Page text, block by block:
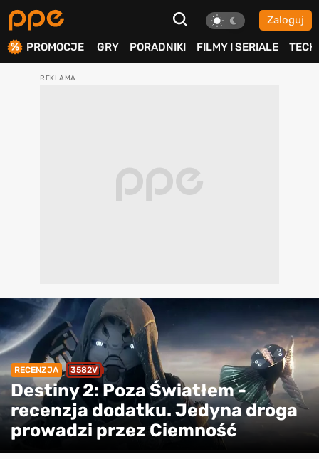
Zaloguj
PROMOCJE GRY PORADNIKI FILMY I SERIALE TECH
RECENZJA 3582V
Destiny 2: Poza Światłem -
recenzja dodatku. Jedyna droga
prowadzi przez Ciemność